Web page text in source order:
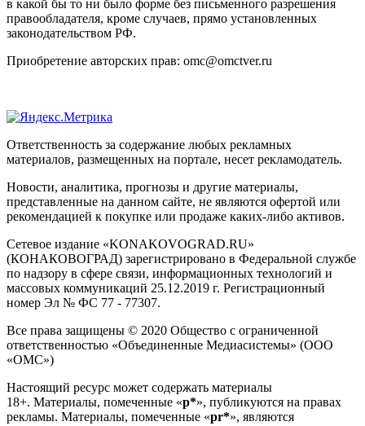
в какой бы то ни было форме без письменного разрешения
правообладателя, кроме случаев, прямо установленных
законодательством РФ.
Приобретение авторских прав: omc@omctver.ru
Ответственность за содержание любых рекламных
материалов, размещенных на портале, несет рекламодатель.
Новости, аналитика, прогнозы и другие материалы,
представленные на данном сайте, не являются офертой или
рекомендацией к покупке или продаже каких-либо активов.
Сетевое издание «KONAKOVOGRAD.RU»
(КОНАКОВОГРАД) зарегистрировано в Федеральной службе
по надзору в сфере связи, информационных технологий и
массовых коммуникаций 25.12.2019 г. Регистрационный
номер Эл № ФС 77 - 77307.
Все права защищены © 2020 Общество с ограниченной
ответственностью «Объединенные Медиасистемы» (ООО
«ОМС»)
Настоящий ресурс может содержать материалы
18+. Материалы, помеченные «р*», публикуются на правах
рекламы. Материалы, помеченные «рr*», являются